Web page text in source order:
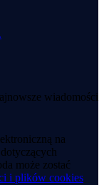
wiadomości
na
może zostać
i plików cookies